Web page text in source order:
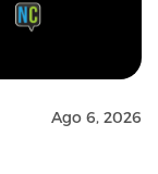
Ago 6, 2026